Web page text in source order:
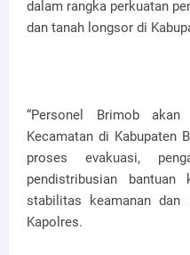
dalam rangka perkuatan
dan tanah longsor di
“Personel Brimob
Kecamatan di Kabupaten
proses evakuasi,
pendistribusian bantuan
stabilitas keamanan dan
Kapolres.